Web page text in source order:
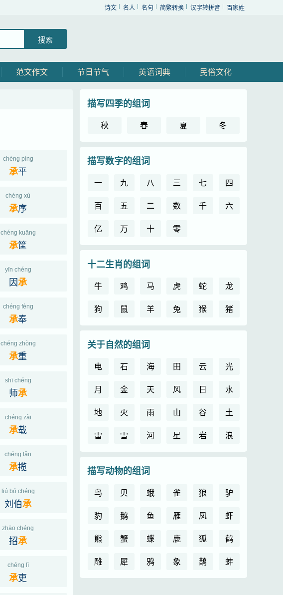
诗文 名人 名句 简繁转换 汉字转拼音 百家姓
范文作文 节日节气 英语词典 民俗文化
chéng píng
承平
chéng xù
承序
chéng kuāng
承筐
yīn chéng
因承
chéng fèng
承奉
chéng zhòng
承重
shī chéng
师承
chéng zài
承载
chéng lǎn
承揽
liú bó chéng
刘伯承
zhāo chéng
招承
chéng lì
承吏
描写四季的组词
秋 春 夏 冬
描写数字的组词
一 九 八 三 七
四
百
五 二 数 千
六
亿
万 十 零
十二生肖的组词
牛 鸡 马 虎 蛇
龙
狗
鼠 羊 兔 猴 猪
关于自然的组词
电 石 海 田 云
光
月
金 天 风 日
水
地
火 雨 山 谷
土
雷
雪 河 星 岩 浪
描写动物的组词
鸟 贝 蛾 雀 狼
驴
豹
鹅 鱼 雁 凤
虾
熊
蟹 蝶 鹿 狐
鹤
雕
犀 鸦 象 鹊 蚌